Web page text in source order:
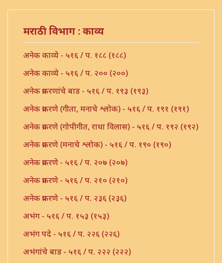
मराठी विभाग : काव्य
अनेक काव्ये - ५१६ / प. १८८ (१८८)
अनेक काव्ये - ५१६ / प. २०० (२००)
अनेक प्रकरणांचे बाड - ५१६ / प. १९३ (१९३)
अनेक प्रकरणे (गीता, मनाचे श्लोक) - ५१६ / प. १९१ (१९१)
अनेक प्रकरणे (गोपीगीत, राधा विलास) - ५१६ / प. १९२ (१९२)
अनेक प्रकरणे (मनाचे श्लोक) - ५१६ / प. १९० (१९०)
अनेक प्रकरणे - ५१६ / प. २०७ (२०७)
अनेक प्रकरणे - ५१६ / प. २१० (२१०)
अनेक प्रकरणे - ५१६ / प. २३६ (२३६)
अभंग - ५१६ / प. १५३ (१५३)
अभंग पदे - ५१६ / प. २२६ (२२६)
अभंगांचे बाड - ५१६ / प. २२२ (२२२)